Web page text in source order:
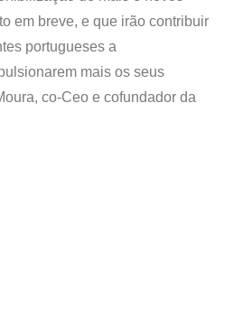
em breve, e que irão contribuir
portugueses a
mais os seus
co-Ceo e cofundador da